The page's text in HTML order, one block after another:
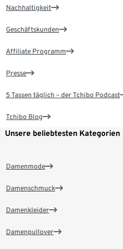
Nachhaltigkeit
Geschäftskunden
Affiliate Programm
Presse
5 Tassen täglich – der Tchibo Podcast
Tchibo Blog
Unsere beliebtesten Kategorien
Damenmode
Damenschmuck
Damenkleider
Damenpullover